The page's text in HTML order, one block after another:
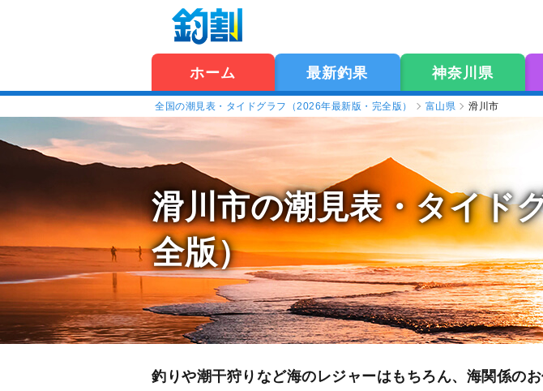
ホーム 最新釣果 神奈川県
全国の潮見表・タイドグラフ（2026年最新版・完全版） 富山県 滑川市
滑川市の潮見表・タイド
全版）
釣りや潮干狩りなど海のレジャーはもちろん、海関係の